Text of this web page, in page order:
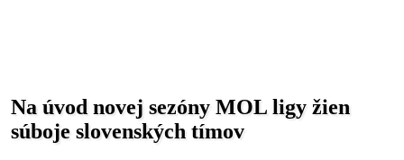
Na úvod novej sezóny MOL ligy žien
súboje slovenských tímov